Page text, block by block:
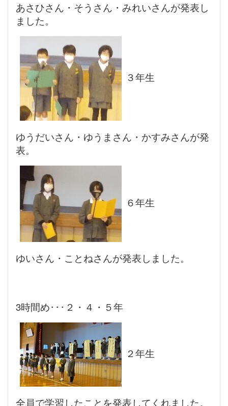
あさひさん・そうさん・みれいさんが発表し
ました。
３年生
ゆうだいさん・ゆうまさん・かすみさんが発
表。
６年生
ゆいさん・ことねさんが発表しました。
3時間め･･･２・４・５年
２年生
全員で学習したことを発表してくれました。